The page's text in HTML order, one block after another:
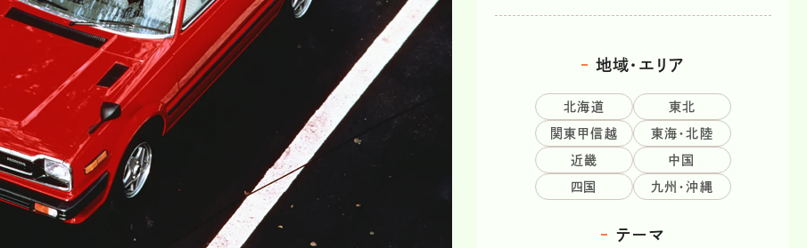
地域・エリア
北海道 東北
関東甲信越 東海・北陸
近畿 中国
四国 九州・沖縄
テーマ